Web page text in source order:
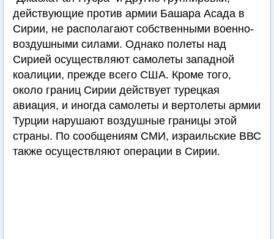
действующие против армии Башара Асада в
Сирии, не располагают собственными военно-
воздушными силами. Однако полеты над
Сирией осуществляют самолеты западной
коалиции, прежде всего США. Кроме того,
около границ Сирии действует турецкая
авиация, и иногда самолеты и вертолеты армии
Турции нарушают воздушные границы этой
страны. По сообщениям СМИ, израильские ВВС
также осуществляют операции в Сирии.